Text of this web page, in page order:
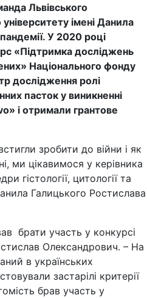
Львівського
імені Данила
У 2020 році
«Підтримка досліджень
Національного фонду
дослідження ролі
пасток у виникненні
» і отримали грантове
зробити до війни і як
ми цікавимося у керівника
гістології, цитології та
Галицького Ростислава
брати участь у конкурсі
Олександрович. – На
в українських
застарілі критерії
брав участь у